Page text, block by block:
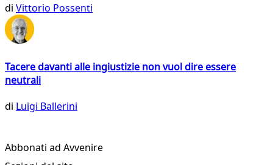
di Vittorio Possenti
Tacere davanti alle ingiustizie non vuol dire essere
neutrali
di Luigi Ballerini
Abbonati ad Avvenire